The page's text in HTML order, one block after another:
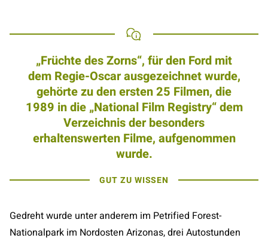
„Früchte des Zorns“, für den Ford mit
dem Regie-Oscar ausgezeichnet wurde,
gehörte zu den ersten 25 Filmen, die
1989 in die „National Film Registry“ dem
Verzeichnis der besonders
erhaltenswerten Filme, aufgenommen
wurde.
GUT ZU WISSEN
Gedreht wurde unter anderem im Petrified Forest-
Nationalpark im Nordosten Arizonas, drei Autostunden